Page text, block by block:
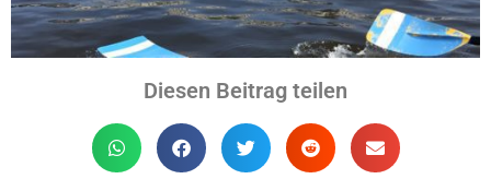
Diesen Beitrag teilen